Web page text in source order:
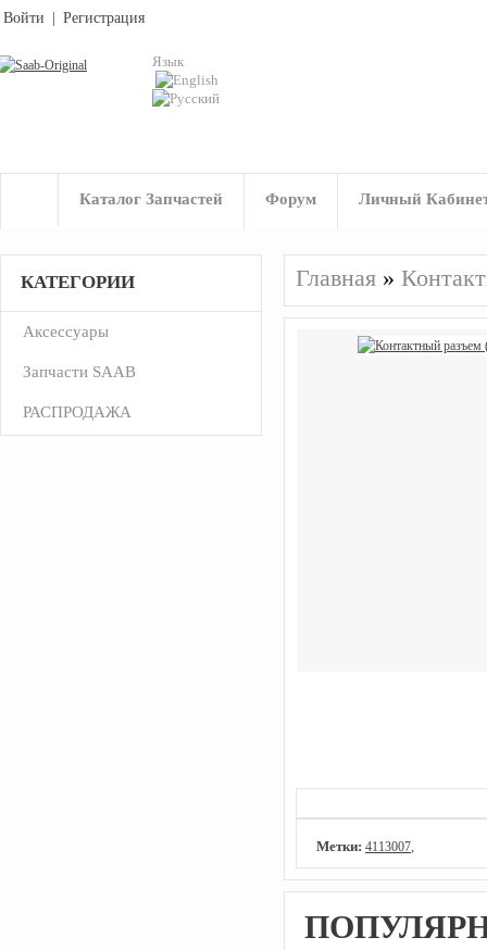
Войти Регистрация
Язык
Каталог Запчастей Форум Личный
КАТЕГОРИИ
Аксессуары
Запчасти SAAB
РАСПРОДАЖА
Главная »
Метки: 4113007,